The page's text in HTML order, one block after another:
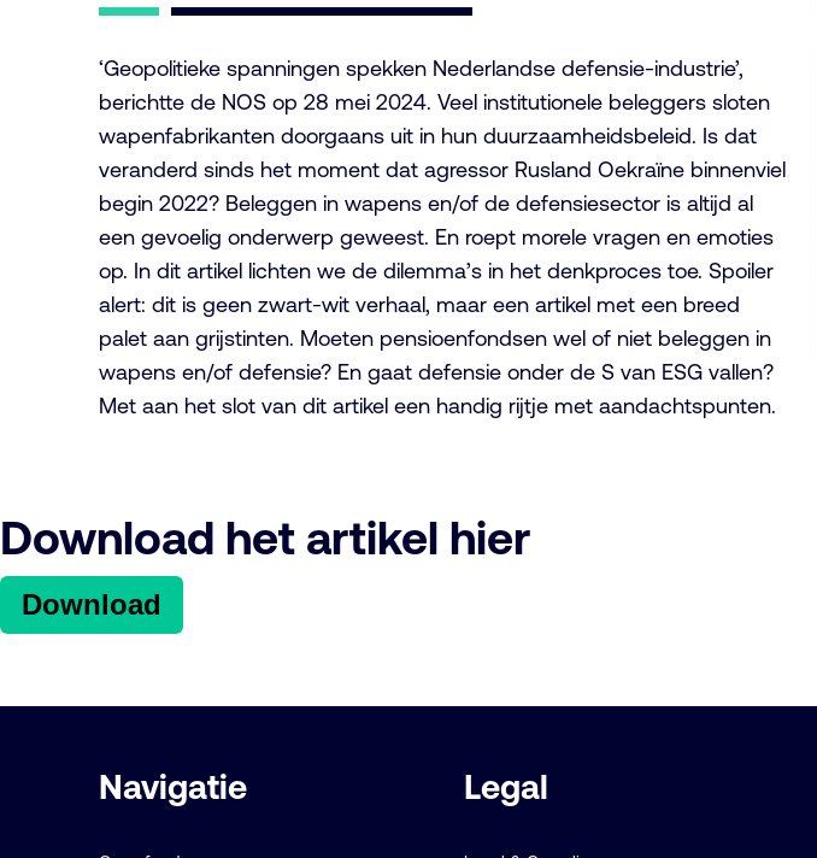
‘Geopolitieke spanningen spekken Nederlandse defensie-industrie’,
berichtte de NOS op 28 mei 2024. Veel institutionele beleggers sloten
wapenfabrikanten doorgaans uit in hun duurzaamheidsbeleid. Is dat
veranderd sinds het moment dat agressor Rusland Oekraïne binnenviel
begin 2022? Beleggen in wapens en/of de defensiesector is altijd al
een gevoelig onderwerp geweest. En roept morele vragen en emoties
op. In dit artikel lichten we de dilemma’s in het denkproces toe. Spoiler
alert: dit is geen zwart-wit verhaal, maar een artikel met een breed
palet aan grijstinten. Moeten pensioenfondsen wel of niet beleggen in
wapens en/of defensie? En gaat defensie onder de S van ESG vallen?
Met aan het slot van dit artikel een handig rijtje met aandachtspunten.
Download het artikel hier
Download
links
Navigatie Legal